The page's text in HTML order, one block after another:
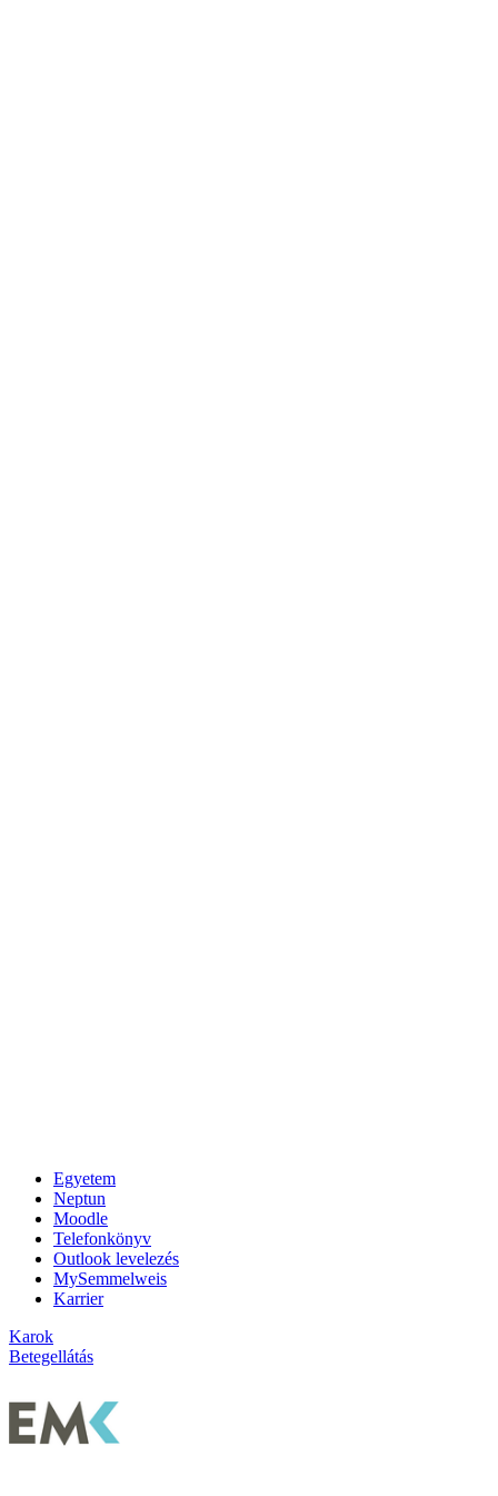
Egyetem
Neptun
Moodle
Telefonkönyv
Outlook levelezés
MySemmelweis
Karrier
Karok
Betegellátás